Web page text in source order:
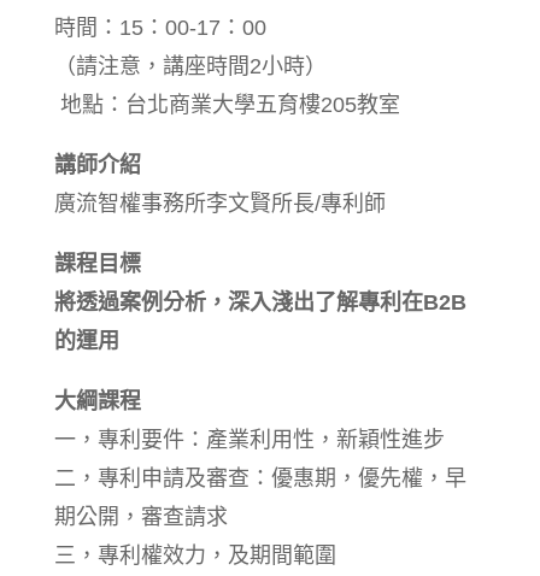
時間：15：00-17：00
（請注意，講座時間2小時）
地點：台北商業大學五育樓205教室
講師介紹
廣流智權事務所李文賢所長/專利師
課程目標
將透過案例分析，深入淺出了解專利在B2B
的運用
大綱課程
一，專利要件：產業利用性，新穎性進步
二，專利申請及審查：優惠期，優先權，早
期公開，審查請求
三，專利權效力，及期間範圍